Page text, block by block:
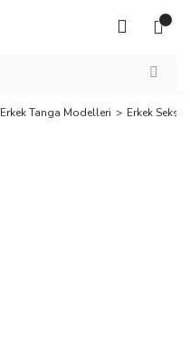
Erkek Tanga Modelleri Erkek Seksi